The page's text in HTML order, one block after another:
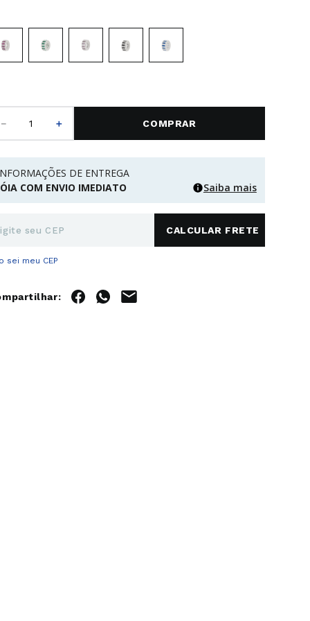
＋ COMPRAR
DE ENTREGA
COM ENVIO IMEDIATO
Saiba mais
sei meu CEP